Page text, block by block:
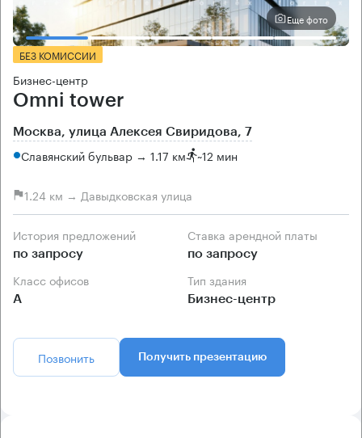
Еще фото
БЕЗ КОМИССИИ
Бизнес-центр
Omni tower
Москва, улица Алексея Свиридова, 7
Славянский бульвар → 1.17 км ~12 мин
1.24 км → Давыдковская улица
История предложений
по запросу
Ставка арендной платы
по запросу
Класс офисов
А
Тип здания
Бизнес-центр
Позвонить Получить презентацию